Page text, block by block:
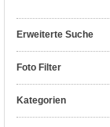
Erweiterte Suche
Foto Filter
Kategorien